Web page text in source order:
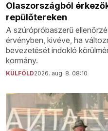
Olaszországból
repülőtereken
A szúrópróbaszerű
érvényben, kivéve, ha
bevezetését indokló
kormány.
KÜLFÖLD2026. aug. 8. 08:10